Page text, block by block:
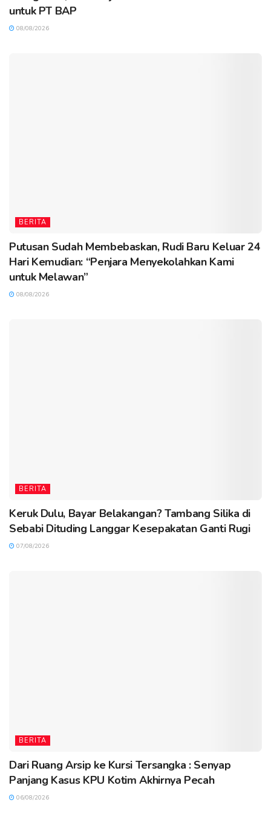
untuk PT BAP
08/08/2026
BERITA
Putusan Sudah Membebaskan, Rudi Baru Keluar 24
Hari Kemudian: “Penjara Menyekolahkan Kami
untuk Melawan”
08/08/2026
BERITA
Keruk Dulu, Bayar Belakangan? Tambang Silika di
Sebabi Dituding Langgar Kesepakatan Ganti Rugi
07/08/2026
BERITA
Dari Ruang Arsip ke Kursi Tersangka : Senyap
Panjang Kasus KPU Kotim Akhirnya Pecah
06/08/2026